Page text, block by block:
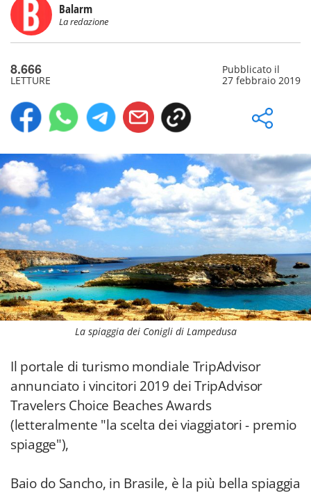
Balarm
La redazione
8.666
LETTURE
Pubblicato il
27 febbraio 2019
La spiaggia dei Conigli di Lampedusa
Il portale di turismo mondiale TripAdvisor
annunciato i vincitori 2019 dei TripAdvisor
Travelers Choice Beaches Awards
(letteralmente "la scelta dei viaggiatori - premio
spiagge"),
Baio do Sancho, in Brasile, è la più bella spiaggia